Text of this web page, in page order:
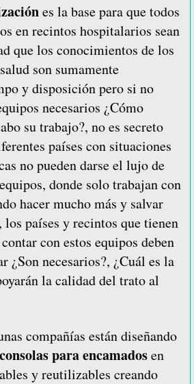
es la base para que todos
en recintos hospitalarios sean
que los conocimientos de los
son sumamente
y disposición pero si no
necesarios ¿Cómo
su trabajo?, no es secreto
países con situaciones
no pueden darse el lujo de
donde solo trabajan con
hacer mucho más y salvar
países y recintos que tienen
con estos equipos deben
¿Son necesarios?, ¿Cuál es la
la calidad del trato al
compañías están diseñando
consolas para encamadosen
y reutilizables creando